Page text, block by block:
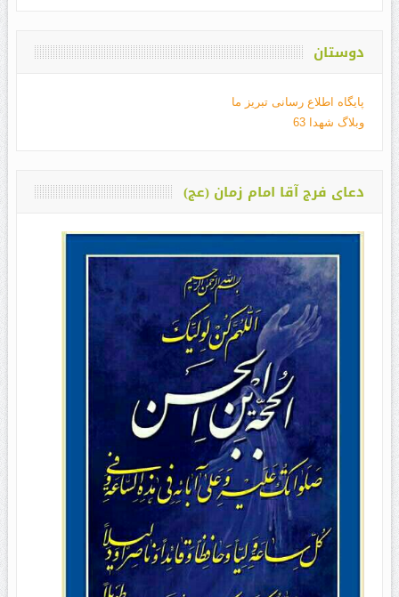
دوستان
پایگاه اطلاع رسانی تبریز ما
وبلاگ شهدا 63
دعای فرج آقا امام زمان (عج)